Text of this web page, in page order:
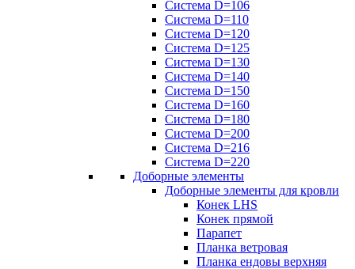
Система D=106
Система D=110
Система D=120
Система D=125
Система D=130
Система D=140
Система D=150
Система D=160
Система D=180
Система D=200
Система D=216
Система D=220
Доборные элементы
Доборные элементы для кровли
Конек LHS
Конек прямой
Парапет
Планка ветровая
Планка ендовы верхняя